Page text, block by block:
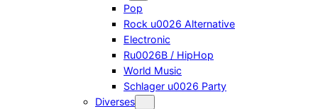
Pop
Rock u0026 Alternative
Electronic
Ru0026B / HipHop
World Music
Schlager u0026 Party
Diverses